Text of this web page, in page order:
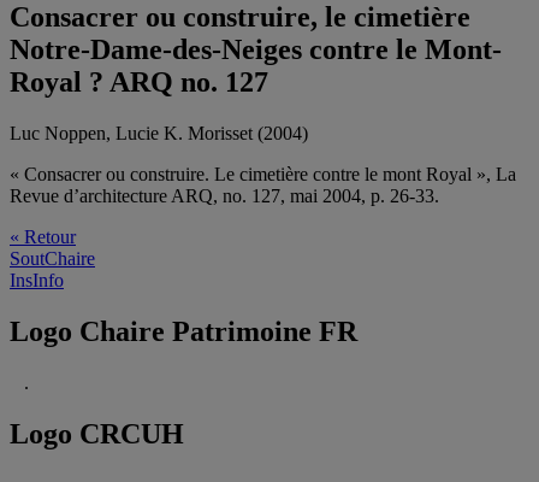
Consacrer ou construire, le cimetière
Notre-Dame-des-Neiges contre le Mont-
Royal ? ARQ no. 127
Luc Noppen, Lucie K. Morisset (2004)
« Consacrer ou construire. Le cimetière contre le mont Royal », La
Revue d’architecture ARQ, no. 127, mai 2004, p. 26-33.
« Retour
SoutChaire
InsInfo
Logo Chaire Patrimoine FR
.
Logo CRCUH